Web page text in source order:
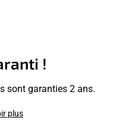
!
sont garanties 2 ans.
plus